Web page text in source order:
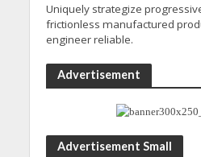
Uniquely strategize
frictionless manufactured
engineer reliable.
Advertisement
Advertisement Small